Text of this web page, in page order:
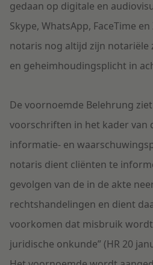
gedaan op digitale en
Skype, WhatsApp, FaceTime
notaris nog altijd zijn notariële
en geheimhoudingsplicht in
De voornoemde Belehrung
voorschriften in het kader van
informatie- en
notaris dient cliënten te
gevolgen van de in de akte
rechtshandelingen en dient
voorkomen dat misbruik
juridische onkunde” (HR 20